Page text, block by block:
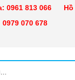
0961 813 066 Hồ
0979 070 678